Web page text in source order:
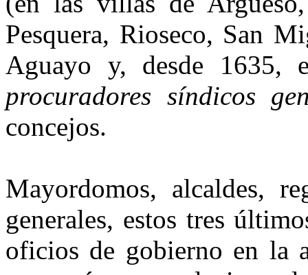
Pesquera, Rioseco, San
Aguayo y, desde 1635,
procuradores síndicos
concejos.
Mayordomos, alcaldes,
generales, estos tres
oficios de gobierno en la